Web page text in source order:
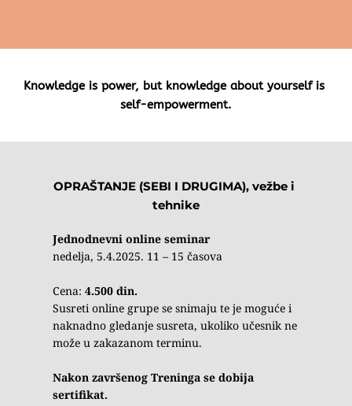
Knowledge is power, but knowledge about yourself is
self-empowerment.
OPRAŠTANJE (SEBI I DRUGIMA), vežbe i
tehnike
Jednodnevni online seminar
nedelja, 5.4.2025. 11 – 15 časova
Cena: 4.500 din.
Susreti online grupe se snimaju te je moguće i
naknadno gledanje susreta, ukoliko učesnik ne
može u zakazanom terminu.
Nakon završenog Treninga se dobija
sertifikat.